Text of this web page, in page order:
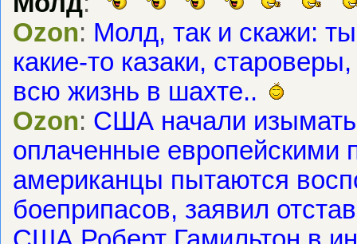
Ozon: Молд, так и скажи:
какие-то казаки,
всю жизнь в шахте..
Ozon: США начали
оплаченные европейскими
американцы пытаются
боеприпасов, заявил